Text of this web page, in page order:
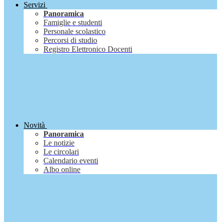
Servizi
Panoramica
Famiglie e studenti
Personale scolastico
Percorsi di studio
Registro Elettronico Docenti
Novità
Panoramica
Le notizie
Le circolari
Calendario eventi
Albo online